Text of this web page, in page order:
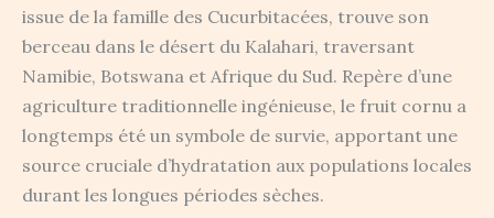
issue de la famille des Cucurbitacées, trouve son
berceau dans le désert du Kalahari, traversant
Namibie, Botswana et Afrique du Sud. Repère d’une
agriculture traditionnelle ingénieuse, le fruit cornu a
longtemps été un symbole de survie, apportant une
source cruciale d’hydratation aux populations locales
durant les longues périodes sèches.